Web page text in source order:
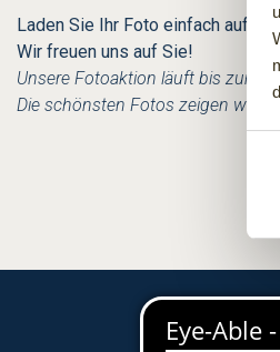
Laden Sie Ihr Foto einfach auf
Wir freuen uns auf Sie!
Unsere Fotoaktion läuft bis zum
Die schönsten Fotos zeigen wir